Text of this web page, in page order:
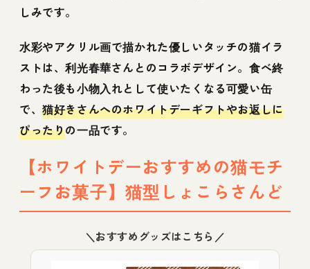
しみです。
水彩やアクリル画で描かれた優しいタッチの猫イラ
ストは、利光春華さんとのコラボデザイン。食べ終
わった後も小物入れとして使いたくなる可愛い缶
で、猫好きさんへのホワイトデーギフトやお返しに
ぴったりの一品です。
【ホワイトデーおすすめの猫モチ
ーフお菓子】猫型しょこらさんど
＼おすすめグッズはこちら／